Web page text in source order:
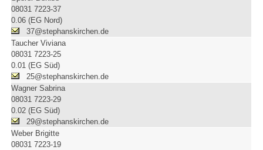
08031 7223-37
0.06 (EG Nord)
37@stephanskirchen.de
Taucher Viviana
08031 7223-25
0.01 (EG Süd)
25@stephanskirchen.de
Wagner Sabrina
08031 7223-29
0.02 (EG Süd)
29@stephanskirchen.de
Weber Brigitte
08031 7223-19